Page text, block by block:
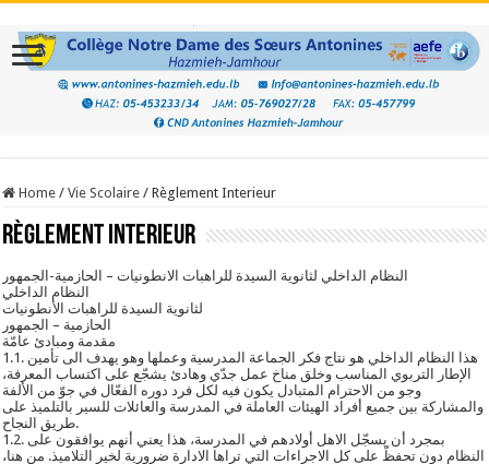
Home / Vie Scolaire / Règlement Interieur
Règlement Interieur
النظام الداخلي لثانوية السيدة للراهبات الانطونيات – الحازمية-الجمهور
النظام الداخلي
لثانوية السيدة للراهبات الأنطونيات
الحازمية – الجمهور
مقدمة ومبادئ عامّة
1.1. هذا النظام الداخلي هو نتاج فكر الجماعة المدرسية وعملها وهو يهدف الى تأمين
الإطار التربوي المناسب وخلق مناخ عمل جدّي وهادئ يشجّع على اكتساب المعرفة،
وجو من الاحترام المتبادل يكون فيه لكل فرد دوره الفعّال في جوّ من الألفة
والمشاركة بين جميع أفراد الهيئات العاملة في المدرسة والعائلات للسير بالتلميذ على
طريق النجاح.
1.2. بمجرد أن يسجّل الاهل أولادهم في المدرسة، هذا يعني أنهم يوافقون على
النظام دون تحفظّ على كل الاجراءات التي تراها الادارة ضرورية لخير التلاميذ. من هنا،